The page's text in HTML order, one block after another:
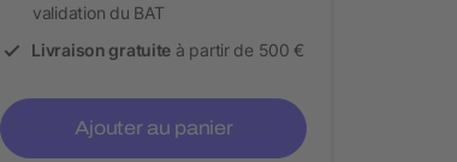
validation du BAT
Livraison gratuite à partir de 500 €
Ajouter au panier